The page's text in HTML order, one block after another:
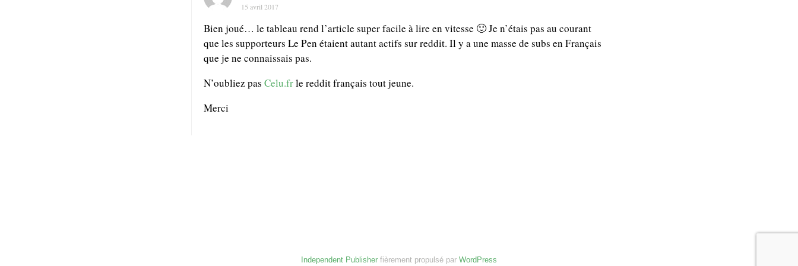
15 avril 2017
Bien joué… le tableau rend l’article super facile à lire en vitesse 🙂 Je n’étais pas au courant
que les supporteurs Le Pen étaient autant actifs sur reddit. Il y a une masse de subs en Français
que je ne connaissais pas.
N’oubliez pas Celu.frle reddit français tout jeune.
Merci
Independent Publisher fièrement propulsé par WordPress